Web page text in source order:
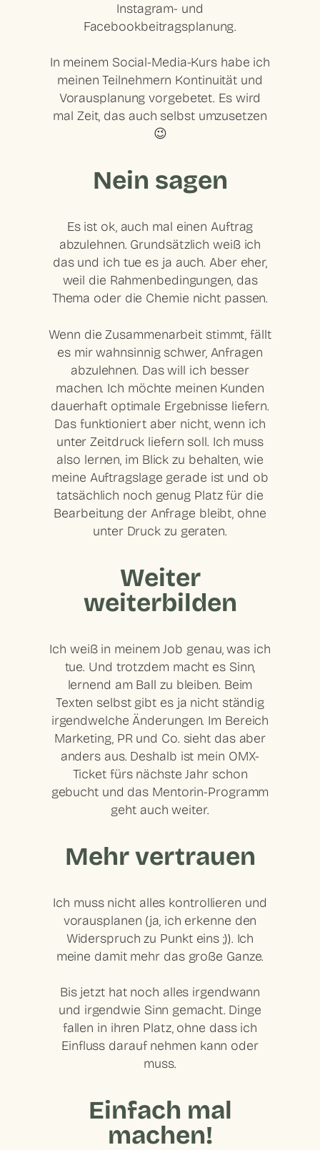
Instagram- und
Facebookbeitragsplanung.
In meinem Social-Media-Kurs habe ich
meinen Teilnehmern Kontinuität und
Vorausplanung vorgebetet. Es wird
mal Zeit, das auch selbst umzusetzen
😉
Nein sagen
Es ist ok, auch mal einen Auftrag
abzulehnen. Grundsätzlich weiß ich
das und ich tue es ja auch. Aber eher,
weil die Rahmenbedingungen, das
Thema oder die Chemie nicht passen.
Wenn die Zusammenarbeit stimmt, fällt
es mir wahnsinnig schwer, Anfragen
abzulehnen. Das will ich besser
machen. Ich möchte meinen Kunden
dauerhaft optimale Ergebnisse liefern.
Das funktioniert aber nicht, wenn ich
unter Zeitdruck liefern soll. Ich muss
also lernen, im Blick zu behalten, wie
meine Auftragslage gerade ist und ob
tatsächlich noch genug Platz für die
Bearbeitung der Anfrage bleibt, ohne
unter Druck zu geraten.
Weiter
weiterbilden
Ich weiß in meinem Job genau, was ich
tue. Und trotzdem macht es Sinn,
lernend am Ball zu bleiben. Beim
Texten selbst gibt es ja nicht ständig
irgendwelche Änderungen. Im Bereich
Marketing, PR und Co. sieht das aber
anders aus. Deshalb ist mein OMX-
Ticket fürs nächste Jahr schon
gebucht und das Mentorin-Programm
geht auch weiter.
Mehr vertrauen
Ich muss nicht alles kontrollieren und
vorausplanen (ja, ich erkenne den
Widerspruch zu Punkt eins ;)). Ich
meine damit mehr das große Ganze.
Bis jetzt hat noch alles irgendwann
und irgendwie Sinn gemacht. Dinge
fallen in ihren Platz, ohne dass ich
Einfluss darauf nehmen kann oder
muss.
Einfach mal
machen!